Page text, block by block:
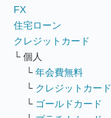
FX
住宅ローン
クレジットカード
└ 個人
└ 年会費無料
└ クレジットカード
└ ゴールドカード